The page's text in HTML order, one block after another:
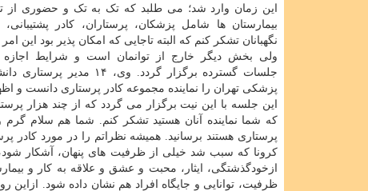
این زمان وارد شد؛ می طلبد که تک به تک و حضوری از
بیمارستان ها شامل پزشکان، پرستاران، کادر
نگهبانان تشکر کنم که البته تاجایی که امکان پذیر بود این
ولی بخش دیگر خارج از توانمان است و شرایط اجازه
جلسات گسترده برگزار گردد. وی، ۱۴ مدیر
پزشکی تهران را نماینده مجموعه کادر پرستاری دانست و
این جلسه با این نیت برگزار می گردد که از چند هزار
که شما نماینده آنان هستید تشکر کنم. شما هم سلام
پرستاری هستند برسانید. همیشه نظراتم را در مورد کادر
کرونا که سبب شد خیلی از ظرفیت های پنهان، آشکار
ازخودگذشتگی، ایثار، محبت و عشق و علاقه به کار و
ظرفیت، توانایی و جایگاه افراد هم نشان داده شود.